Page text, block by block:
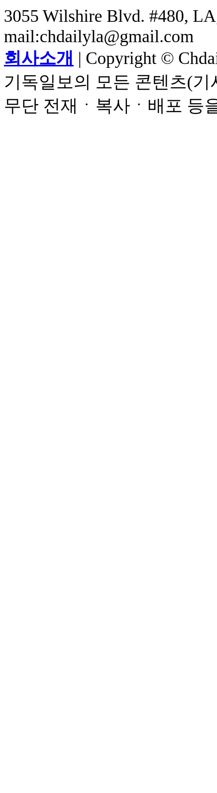
3055 Wilshire Blvd. #480,
mail:chdailyla@gmail.com
회사소개 | Copyright ©
기독일보의 모든 콘텐츠(
무단 전재ㆍ복사ㆍ배포 등